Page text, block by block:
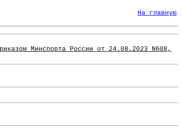
На главную
Минспорта России от 24.08.2023 N608,